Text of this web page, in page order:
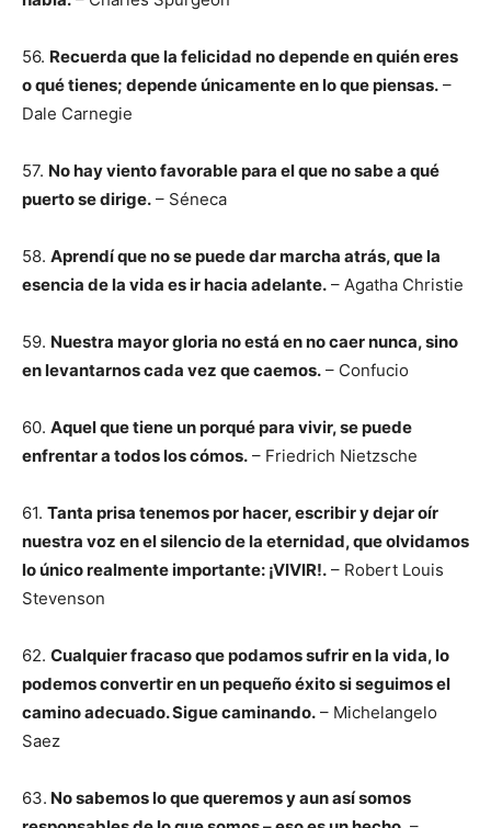
56. Recuerda que la felicidad no depende en quién eres
o qué tienes; depende únicamente en lo que piensas. –
Dale Carnegie
57. No hay viento favorable para el que no sabe a qué
puerto se dirige. – Séneca
58. Aprendí que no se puede dar marcha atrás, que la
esencia de la vida es ir hacia adelante. – Agatha Christie
59. Nuestra mayor gloria no está en no caer nunca, sino
en levantarnos cada vez que caemos. – Confucio
60. Aquel que tiene un porqué para vivir, se puede
enfrentar a todos los cómos. – Friedrich Nietzsche
61. Tanta prisa tenemos por hacer, escribir y dejar oír
nuestra voz en el silencio de la eternidad, que olvidamos
lo único realmente importante: ¡VIVIR!. – Robert Louis
Stevenson
62. Cualquier fracaso que podamos sufrir en la vida, lo
podemos convertir en un pequeño éxito si seguimos el
camino adecuado. Sigue caminando. – Michelangelo
Saez
63. No sabemos lo que queremos y aun así somos